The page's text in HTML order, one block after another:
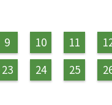
9 10 11
23 24 25